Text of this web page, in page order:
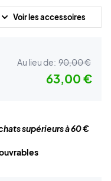
Voir les accessoires
Au lieu de: 90,00 €
63,00 €
supérieurs à 60 €